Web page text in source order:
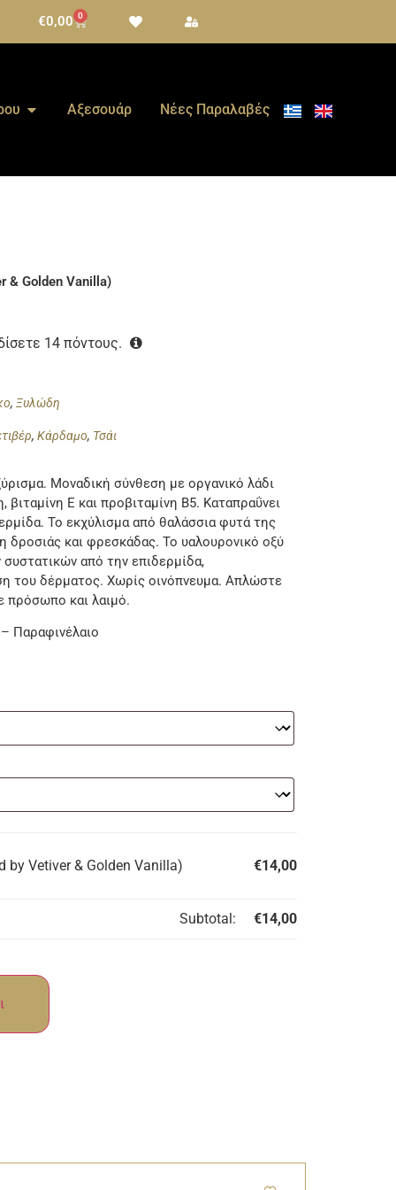
€0,00 0
Αξεσουάρ Νέες Παραλαβές
& Golden Vanilla)
14 πόντους.
,Ξυλώδη
,Κάρδαμο, Τσάι
Μοναδική σύνθεση με οργανικό λάδι
Ε και προβιταμίνη Β5. Καταπραΰνει
Το εκχύλισμα από θαλάσσια φυτά της
δροσιάς και φρεσκάδας. Το υαλουρονικό οξύ
από την επιδερμίδα,
του δέρματος. Χωρίς οινόπνευμα. Απλώστε
πρόσωπο και λαιμό.
Παραφινέλαιο
Vetiver & Golden Vanilla) €14,00
Subtotal: €14,00